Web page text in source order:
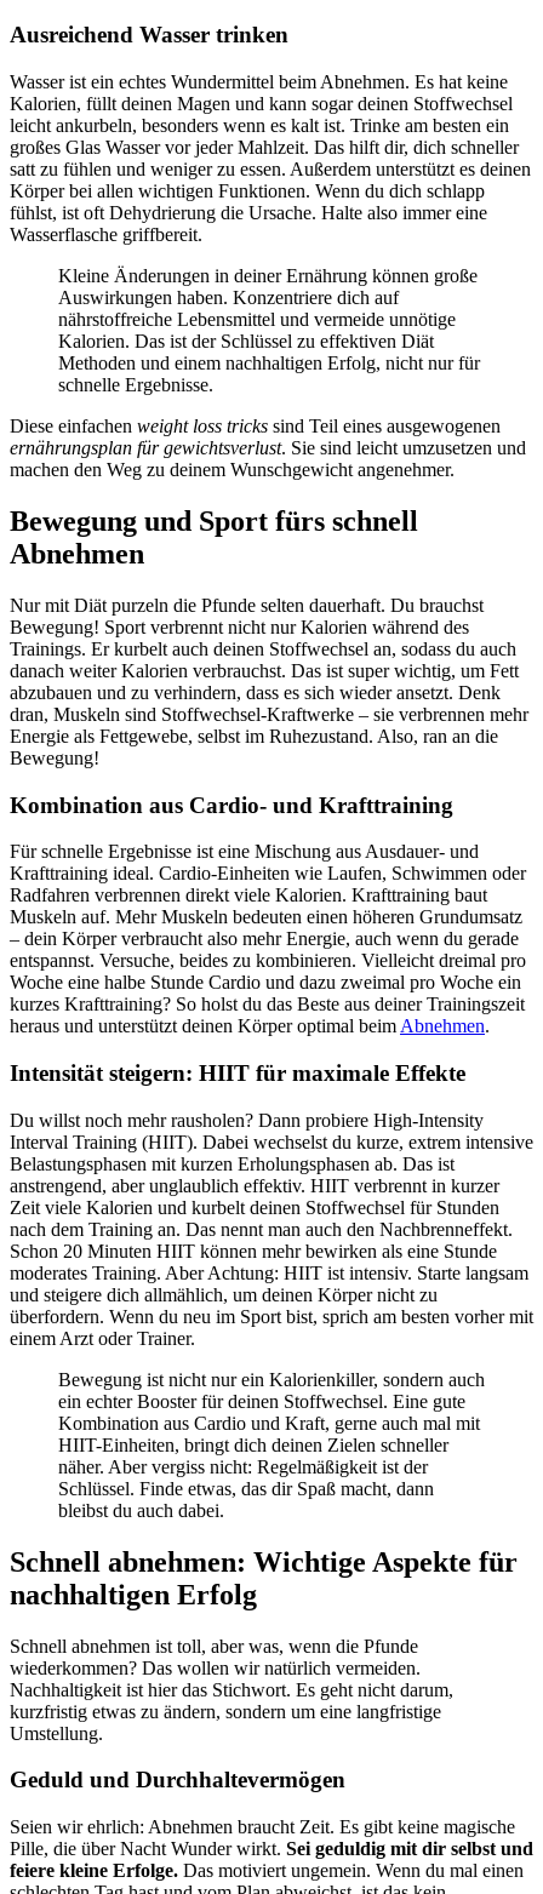
Ausreichend Wasser trinken
Wasser ist ein echtes Wundermittel beim Abnehmen. Es hat keine
Kalorien, füllt deinen Magen und kann sogar deinen Stoffwechsel
leicht ankurbeln, besonders wenn es kalt ist. Trinke am besten ein
großes Glas Wasser vor jeder Mahlzeit. Das hilft dir, dich schneller
satt zu fühlen und weniger zu essen. Außerdem unterstützt es deinen
Körper bei allen wichtigen Funktionen. Wenn du dich schlapp
fühlst, ist oft Dehydrierung die Ursache. Halte also immer eine
Wasserflasche griffbereit.
Kleine Änderungen in deiner Ernährung können große
Auswirkungen haben. Konzentriere dich auf
nährstoffreiche Lebensmittel und vermeide unnötige
Kalorien. Das ist der Schlüssel zu effektiven Diät
Methoden und einem nachhaltigen Erfolg, nicht nur für
schnelle Ergebnisse.
Diese einfachen weight loss tricks sind Teil eines ausgewogenen
ernährungsplan für gewichtsverlust. Sie sind leicht umzusetzen und
machen den Weg zu deinem Wunschgewicht angenehmer.
Bewegung und Sport fürs schnell
Abnehmen
Nur mit Diät purzeln die Pfunde selten dauerhaft. Du brauchst
Bewegung! Sport verbrennt nicht nur Kalorien während des
Trainings. Er kurbelt auch deinen Stoffwechsel an, sodass du auch
danach weiter Kalorien verbrauchst. Das ist super wichtig, um Fett
abzubauen und zu verhindern, dass es sich wieder ansetzt. Denk
dran, Muskeln sind Stoffwechsel-Kraftwerke – sie verbrennen mehr
Energie als Fettgewebe, selbst im Ruhezustand. Also, ran an die
Bewegung!
Kombination aus Cardio- und Krafttraining
Für schnelle Ergebnisse ist eine Mischung aus Ausdauer- und
Krafttraining ideal. Cardio-Einheiten wie Laufen, Schwimmen oder
Radfahren verbrennen direkt viele Kalorien. Krafttraining baut
Muskeln auf. Mehr Muskeln bedeuten einen höheren Grundumsatz
– dein Körper verbraucht also mehr Energie, auch wenn du gerade
entspannst. Versuche, beides zu kombinieren. Vielleicht dreimal pro
Woche eine halbe Stunde Cardio und dazu zweimal pro Woche ein
kurzes Krafttraining? So holst du das Beste aus deiner Trainingszeit
heraus und unterstützt deinen Körper optimal beim Abnehmen.
Intensität steigern: HIIT für maximale Effekte
Du willst noch mehr rausholen? Dann probiere High-Intensity
Interval Training (HIIT). Dabei wechselst du kurze, extrem intensive
Belastungsphasen mit kurzen Erholungsphasen ab. Das ist
anstrengend, aber unglaublich effektiv. HIIT verbrennt in kurzer
Zeit viele Kalorien und kurbelt deinen Stoffwechsel für Stunden
nach dem Training an. Das nennt man auch den Nachbrenneffekt.
Schon 20 Minuten HIIT können mehr bewirken als eine Stunde
moderates Training. Aber Achtung: HIIT ist intensiv. Starte langsam
und steigere dich allmählich, um deinen Körper nicht zu
überfordern. Wenn du neu im Sport bist, sprich am besten vorher mit
einem Arzt oder Trainer.
Bewegung ist nicht nur ein Kalorienkiller, sondern auch
ein echter Booster für deinen Stoffwechsel. Eine gute
Kombination aus Cardio und Kraft, gerne auch mal mit
HIIT-Einheiten, bringt dich deinen Zielen schneller
näher. Aber vergiss nicht: Regelmäßigkeit ist der
Schlüssel. Finde etwas, das dir Spaß macht, dann
bleibst du auch dabei.
Schnell abnehmen: Wichtige Aspekte für
nachhaltigen Erfolg
Schnell abnehmen ist toll, aber was, wenn die Pfunde
wiederkommen? Das wollen wir natürlich vermeiden.
Nachhaltigkeit ist hier das Stichwort. Es geht nicht darum,
kurzfristig etwas zu ändern, sondern um eine langfristige
Umstellung.
Geduld und Durchhaltevermögen
Seien wir ehrlich: Abnehmen braucht Zeit. Es gibt keine magische
Pille, die über Nacht Wunder wirkt. Sei geduldig mit dir selbst und
feiere kleine Erfolge. Das motiviert ungemein. Wenn du mal einen